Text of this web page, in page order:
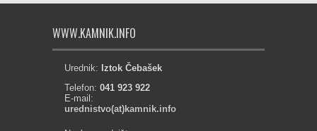
WWW.KAMNIK.INFO
Urednik: Iztok Čebašek
Telefon: 041 923 922
E-mail:
urednistvo(at)kamnik.info